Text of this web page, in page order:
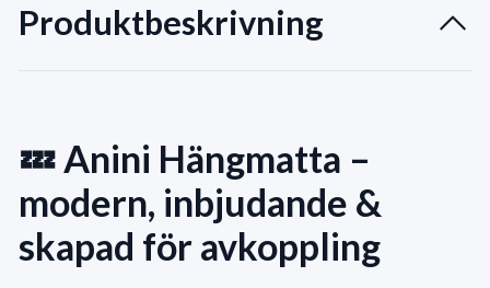
Produktbeskrivning
💤 Anini Hängmatta –
modern, inbjudande &
skapad för avkoppling